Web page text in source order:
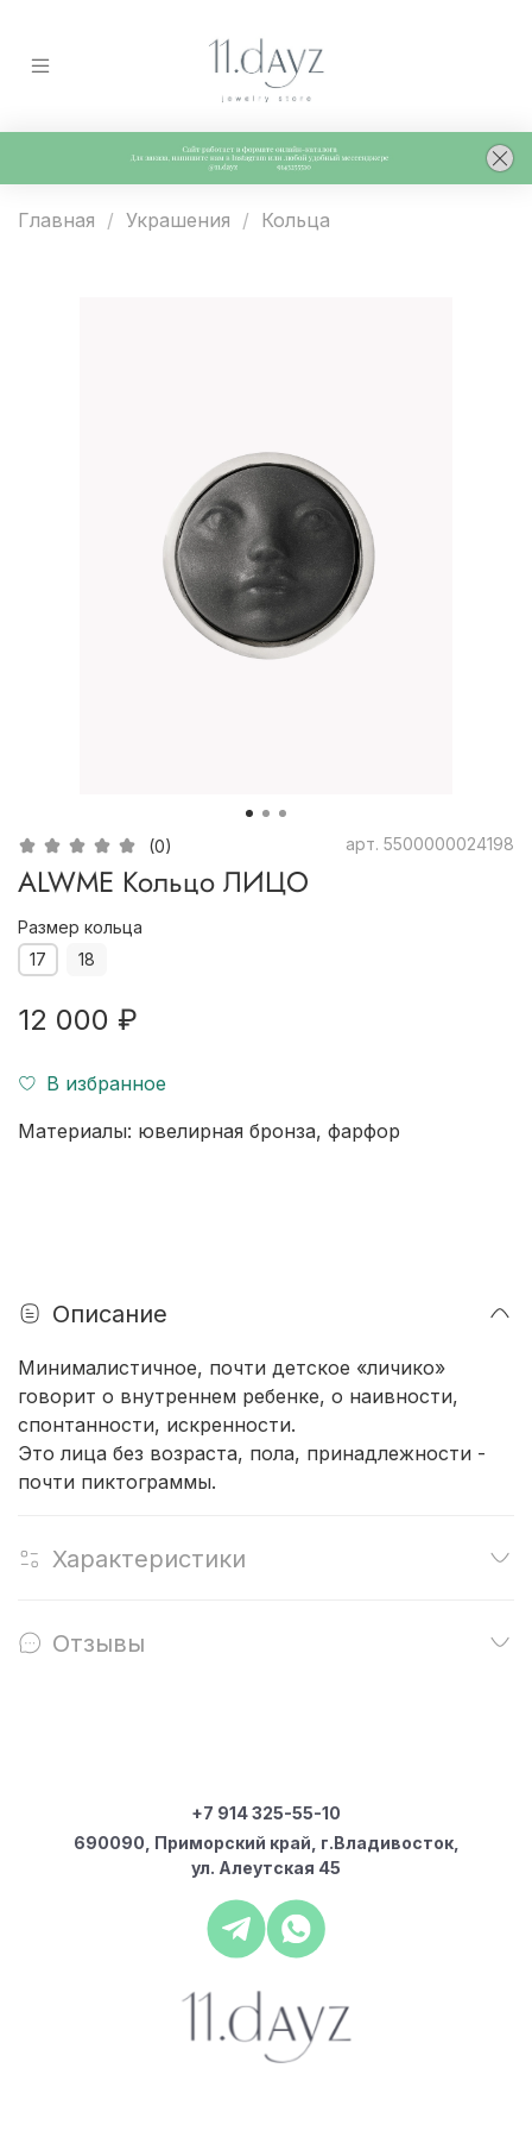
Главная Украшения Кольца
(0) арт. 5500000024198
ALWME Кольцо ЛИЦО
Размер кольца
17
18
12 000 ₽
В избранное
Материалы: ювелирная бронза, фарфор
Описание
Минималистичное, почти детское «личико»
говорит о внутреннем ребенке, о наивности,
спонтанности, искренности.
Это лица без возраста, пола, принадлежности -
почти пиктограммы.
Характеристики
Отзывы
+7 914 325-55-10
690090, Приморский край, г.Владивосток,
ул. Алеутская 45